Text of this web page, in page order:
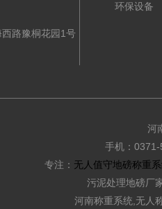
路豫桐花园1号
环保设备
河
手机：
专注： 无人值守地磅称重
污泥处理地磅厂
河南称重系统,无人